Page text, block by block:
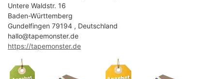
Untere Waldstr. 16
Baden-Württemberg
Gundelfingen 79194 , Deutschland
hallo@tapemonster.de
https://tapemonster.de